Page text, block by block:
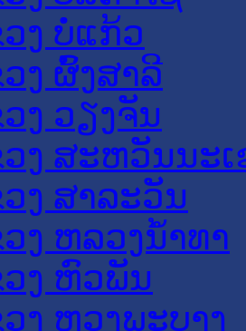
ງ ບໍ່ແກ້ວ
ງ ຜົ້ງສາລີ
ງ ວຽງຈັນ
ງ ສະຫວັນນະ
ງ ສາລະວັນ
ງ ຫລວງນໍ້າທາ
ງ ຫົວພັນ
ງ ຫຼວງພະບາງ